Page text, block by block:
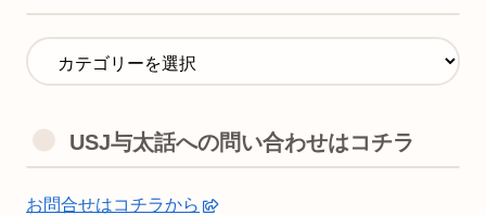
USJ与太話への問い合わせはコチラ
お問合せはコチラから